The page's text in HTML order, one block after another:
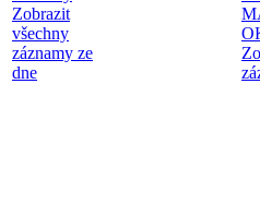
Zobrazit
všechny
záznamy ze
dne